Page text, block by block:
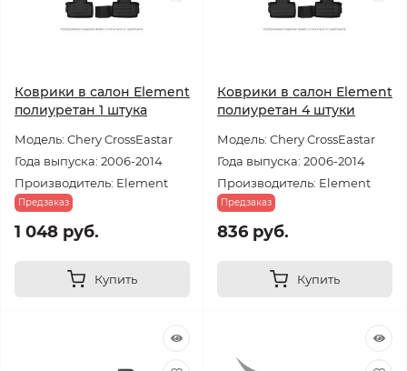
Коврики в салон Element
полиуретан 1 штука
Модель: Chery CrossEastar
Года выпуска: 2006-2014
Производитель: Element
Предзаказ
1 048 руб.
Купить
Коврики в салон Element
полиуретан 4 штуки
Модель: Chery CrossEastar
Года выпуска: 2006-2014
Производитель: Element
Предзаказ
836 руб.
Купить